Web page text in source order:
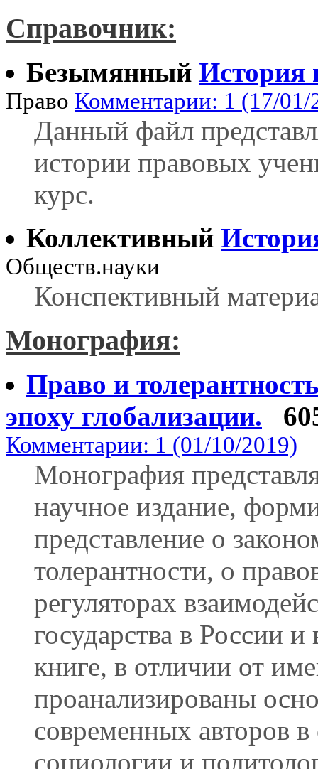
Справочник:
Безымянный История
Право Комментарии: 1 (17/01/
Данный файл
истории правовых
курс.
Коллективный
Обществ.науки
Конспективный
Монография:
Право и
эпоху глобализации.
Комментарии: 1 (01/10/2019)
Монография
научное издание,
представление о
толерантности, о
регуляторах
государства в России
книге, в отличии от
проанализированы
современных авторов
социологии и